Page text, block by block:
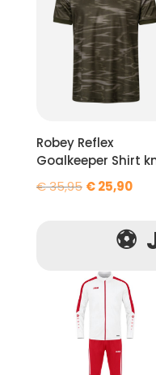
Robey Reflex
Goalkeeper Shirt
€35,95
€ 35,95.
€25,90
is:
€
⚽